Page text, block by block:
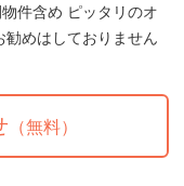
件含め ピッタリのオ
めはしておりません
（無料）